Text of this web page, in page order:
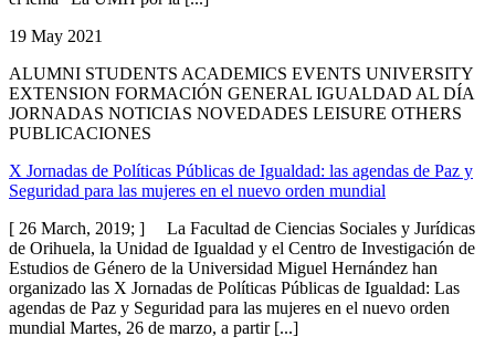
19 May 2021
ALUMNI STUDENTS ACADEMICS EVENTS UNIVERSITY
EXTENSION FORMACIÓN GENERAL IGUALDAD AL DÍA
JORNADAS NOTICIAS NOVEDADES LEISURE OTHERS
PUBLICACIONES
X Jornadas de Políticas Públicas de Igualdad: las agendas de Paz y
Seguridad para las mujeres en el nuevo orden mundial
[ 26 March, 2019; ] La Facultad de Ciencias Sociales y Jurídicas
de Orihuela, la Unidad de Igualdad y el Centro de Investigación de
Estudios de Género de la Universidad Miguel Hernández han
organizado las X Jornadas de Políticas Públicas de Igualdad: Las
agendas de Paz y Seguridad para las mujeres en el nuevo orden
mundial Martes, 26 de marzo, a partir [...]